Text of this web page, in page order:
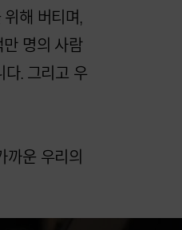
해 버티며,
명의 사람
다. 그리고 우
운 우리의